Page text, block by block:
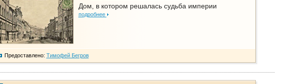
Дом, в котором решалась судьба империи
подробнее
Предоставлено: Тимофей Бегров